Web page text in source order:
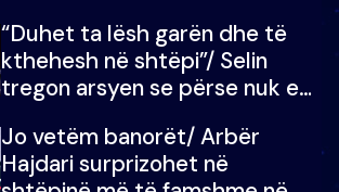
“Duhet ta lësh garën dhe të
kthehesh në shtëpi”/ Selin
tregon arsyen se përse nuk e
çoja luftën time deri në fund
Jo vetëm banorët/ Arbër
Hajdari surprizohet në